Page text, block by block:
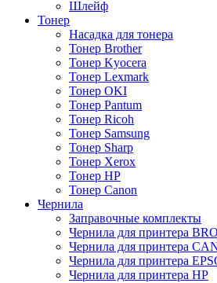
Шлейф
Тонер
Насадка для тонера
Тонер Brother
Тонер Kyocera
Тонер Lexmark
Тонер OKI
Тонер Pantum
Тонер Ricoh
Тонер Samsung
Тонер Sharp
Тонер Xerox
Тонер НР
Тонер Саnon
Чернила
Заправочные комплекты
Чернила для принтера
Чернила для принтера
Чернила для принтера
Чернила для принтера HP